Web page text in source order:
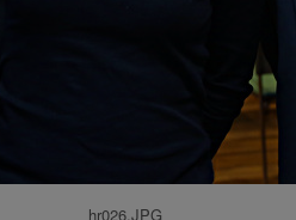
hr026.JPG